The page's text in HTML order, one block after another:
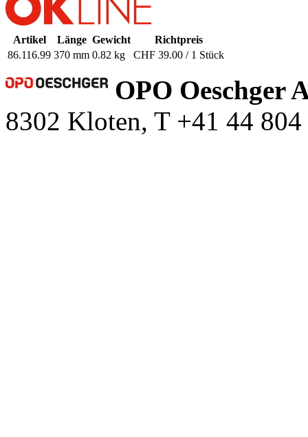
Artikel Länge Gewicht
Richtpreis
86.116.99 370 mm 0.82 kg CHF 39.00 / 1 Stück
OPO Oeschger
8302 Kloten, T +41 44